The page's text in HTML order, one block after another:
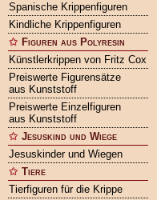
Spanische Krippenfiguren
Kindliche Krippenfiguren
Figuren aus Polyresin
Künstlerkrippen von Fritz Cox
Preiswerte Figurensätze
aus Kunststoff
Preiswerte Einzelfiguren
aus Kunststoff
Jesuskind und Wiege
Jesuskinder und Wiegen
Tiere
Tierfiguren für die Krippe